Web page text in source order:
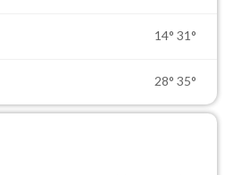
14° 31°
28° 35°